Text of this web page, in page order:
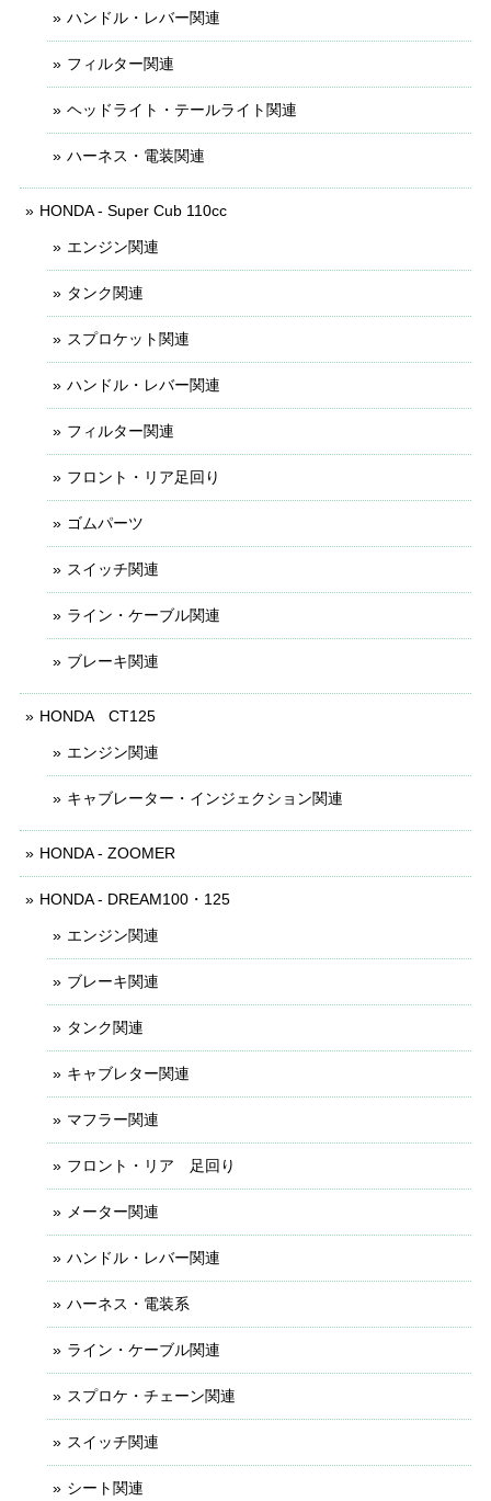
ハンドル・レバー関連
フィルター関連
ヘッドライト・テールライト関連
ハーネス・電装関連
HONDA - Super Cub 110cc
エンジン関連
タンク関連
スプロケット関連
ハンドル・レバー関連
フィルター関連
フロント・リア足回り
ゴムパーツ
スイッチ関連
ライン・ケーブル関連
ブレーキ関連
HONDA CT125
エンジン関連
キャブレーター・インジェクション関連
HONDA - ZOOMER
HONDA - DREAM100・125
エンジン関連
ブレーキ関連
タンク関連
キャブレター関連
マフラー関連
フロント・リア 足回り
メーター関連
ハンドル・レバー関連
ハーネス・電装系
ライン・ケーブル関連
スプロケ・チェーン関連
スイッチ関連
シート関連